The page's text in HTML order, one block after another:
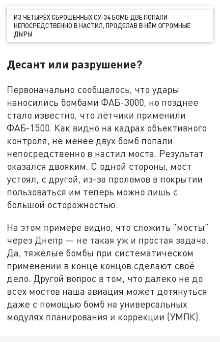
ИЗ ЧЕТЫРЁХ СБРОШЕННЫХ СУ-34 БОМБ ДВЕ ПОПАЛИ
НЕПОСРЕДСТВЕННО В НАСТИЛ, ПРОДЕЛАВ В НЁМ ОГРОМНЫЕ
ДЫРЫ
Десант или разрушение?
Первоначально сообщалось, что удары
наносились бомбами ФАБ-3000, но позднее
стало известно, что лётчики применили
ФАБ-1500. Как видно на кадрах объективного
контроля, не менее двух бомб попали
непосредственно в настил моста. Результат
оказался двояким. С одной стороны, мост
устоял, с другой, из-за проломов в покрытии
пользоваться им теперь можно лишь с
большой осторожностью.
На этом примере видно, что сложить "мосты"
через Днепр — не такая уж и простая задача.
Да, тяжёлые бомбы при систематическом
применении в конце концов сделают своё
дело. Другой вопрос в том, что далеко не до
всех мостов наша авиация может дотянуться
даже с помощью бомб на универсальных
модулях планирования и коррекции (УМПК).